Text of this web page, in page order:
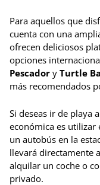
Para aquellos que
cuenta con una
ofrecen deliciosos
opciones
Pescador y Turtle
más recomendados
Si deseas ir de playa
económica es
un autobús en la
llevará directamente
alquilar un coche o
privado.